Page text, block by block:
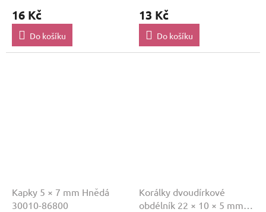
16 Kč
Do košíku
13 Kč
Do košíku
Kapky 5 × 7 mm Hnědá
30010-86800
Korálky dvoudírkové
obdélník 22 × 10 × 5 mm